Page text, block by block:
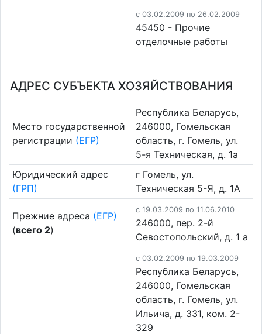
c 03.02.2009 по 26.02.2009
45450 - Прочие
отделочные работы
АДРЕС СУБЪЕКТА ХОЗЯЙСТВОВАНИЯ
Место государственной
регистрации (ЕГР)
Республика Беларусь,
246000, Гомельская
область, г. Гомель, ул.
5-я Техническая, д. 1а
Юридический адрес
(ГРП)
г Гомель, ул.
Техническая 5-Я, д. 1А
Прежние адреса (ЕГР)
(всего 2)
c 19.03.2009 по 11.06.2010
246000, пер. 2-й
Севостопольский, д. 1 а
c 03.02.2009 по 19.03.2009
Республика Беларусь,
246000, Гомельская
область, г. Гомель, ул.
Ильича, д. 331, ком. 2-
329